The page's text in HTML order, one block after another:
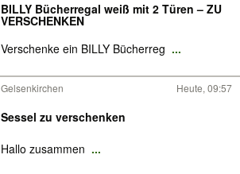
BILLY Bücherregal weiß mit 2 Türen – ZU
VERSCHENKEN
Verschenke ein BILLY Bücherreg ...
Gelsenkirchen Heute, 09:57
Sessel zu verschenken
Hallo zusammen ...